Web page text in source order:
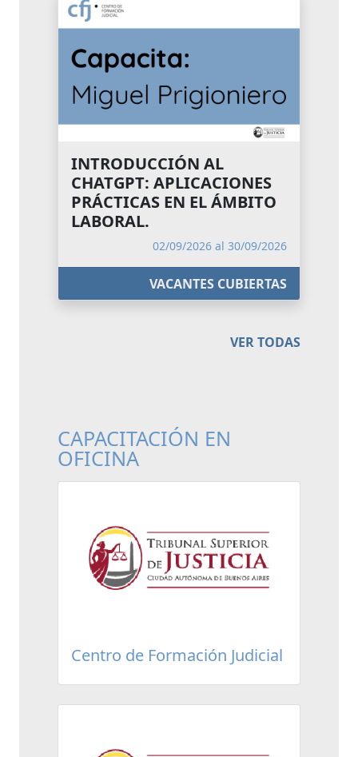
INTRODUCCIÓN AL
CHATGPT: APLICACIONES
PRÁCTICAS EN EL ÁMBITO
LABORAL.
02/09/2026 al 30/09/2026
VACANTES CUBIERTAS
VER TODAS
CAPACITACIÓN EN
OFICINA
Centro de Formación Judicial